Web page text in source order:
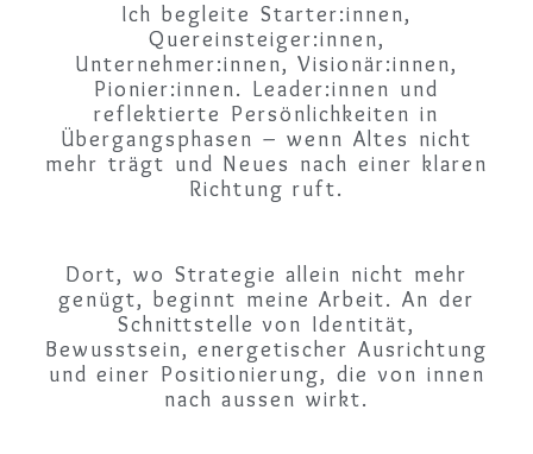
Ich begleite Starter:innen,
Quereinsteiger:innen,
Unternehmer:innen, Visionär:innen,
Pionier:innen. Leader:innen und
reflektierte Persönlichkeiten in
Übergangsphasen – wenn Altes nicht
mehr trägt und Neues nach einer klaren
Richtung ruft.
Dort, wo Strategie allein nicht mehr
genügt, beginnt meine Arbeit. An der
Schnittstelle von Identität,
Bewusstsein, energetischer Ausrichtung
und einer Positionierung, die von innen
nach aussen wirkt.